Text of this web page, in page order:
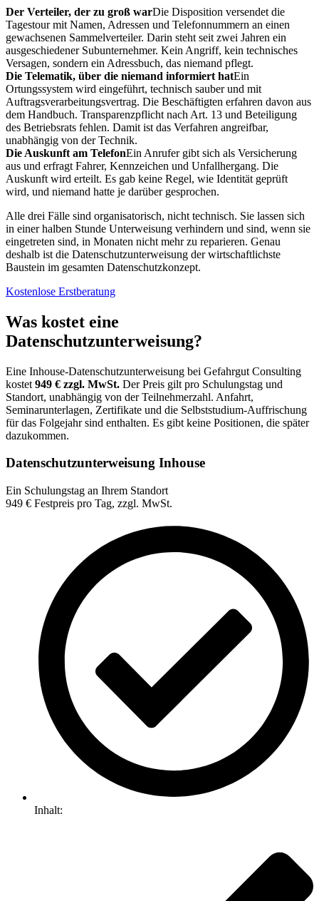
Der Verteiler, der zu groß warDie Disposition versendet die
Tagestour mit Namen, Adressen und Telefonnummern an einen
gewachsenen Sammelverteiler. Darin steht seit zwei Jahren ein
ausgeschiedener Subunternehmer. Kein Angriff, kein technisches
Versagen, sondern ein Adressbuch, das niemand pflegt.
Die Telematik, über die niemand informiert hatEin
Ortungssystem wird eingeführt, technisch sauber und mit
Auftragsverarbeitungsvertrag. Die Beschäftigten erfahren davon aus
dem Handbuch. Transparenzpflicht nach Art. 13 und Beteiligung
des Betriebsrats fehlen. Damit ist das Verfahren angreifbar,
unabhängig von der Technik.
Die Auskunft am TelefonEin Anrufer gibt sich als Versicherung
aus und erfragt Fahrer, Kennzeichen und Unfallhergang. Die
Auskunft wird erteilt. Es gab keine Regel, wie Identität geprüft
wird, und niemand hatte je darüber gesprochen.
Alle drei Fälle sind organisatorisch, nicht technisch. Sie lassen sich
in einer halben Stunde Unterweisung verhindern und sind, wenn sie
eingetreten sind, in Monaten nicht mehr zu reparieren. Genau
deshalb ist die Datenschutzunterweisung der wirtschaftlichste
Baustein im gesamten Datenschutzkonzept.
Kostenlose Erstberatung
Was kostet eine
Datenschutzunterweisung?
Eine Inhouse-Datenschutzunterweisung bei Gefahrgut Consulting
kostet 949 € zzgl. MwSt. Der Preis gilt pro Schulungstag und
Standort, unabhängig von der Teilnehmerzahl. Anfahrt,
Seminarunterlagen, Zertifikate und die Selbststudium-Auffrischung
für das Folgejahr sind enthalten. Es gibt keine Positionen, die später
dazukommen.
Datenschutzunterweisung Inhouse
Ein Schulungstag an Ihrem Standort
949 € Festpreis pro Tag, zzgl. MwSt.
Inhalt: